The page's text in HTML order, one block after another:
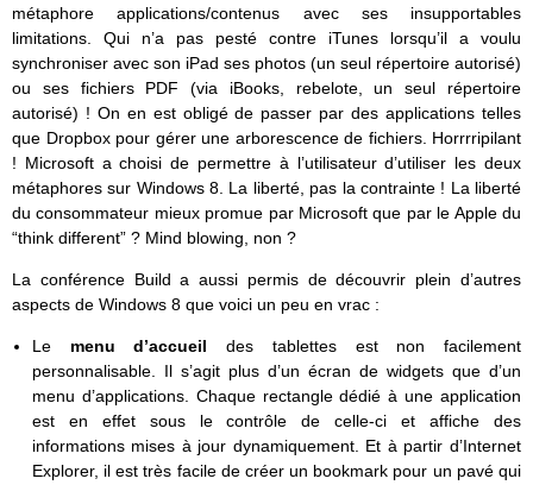
métaphore applications/contenus avec ses insupportables
limitations. Qui n’a pas pesté contre iTunes lorsqu’il a voulu
synchroniser avec son iPad ses photos (un seul répertoire autorisé)
ou ses fichiers PDF (via iBooks, rebelote, un seul répertoire
autorisé) ! On en est obligé de passer par des applications telles
que Dropbox pour gérer une arborescence de fichiers. Horrrripilant
! Microsoft a choisi de permettre à l’utilisateur d’utiliser les deux
métaphores sur Windows 8. La liberté, pas la contrainte ! La liberté
du consommateur mieux promue par Microsoft que par le Apple du
“think different” ? Mind blowing, non ?
La conférence Build a aussi permis de découvrir plein d’autres
aspects de Windows 8 que voici un peu en vrac :
Le menu d’accueildes tablettes est non facilement
personnalisable. Il s’agit plus d’un écran de widgets que d’un
menu d’applications. Chaque rectangle dédié à une application
est en effet sous le contrôle de celle-ci et affiche des
informations mises à jour dynamiquement. Et à partir d’Internet
Explorer, il est très facile de créer un bookmark pour un pavé qui